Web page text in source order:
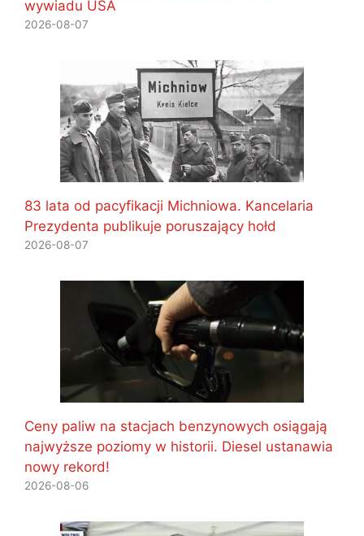
wywiadu USA
2026-08-07
83 lata od pacyfikacji Michniowa. Kancelaria
Prezydenta publikuje poruszający hołd
2026-08-07
Ceny paliw na stacjach benzynowych osiągają
najwyższe poziomy w historii. Diesel ustanawia
nowy rekord!
2026-08-06